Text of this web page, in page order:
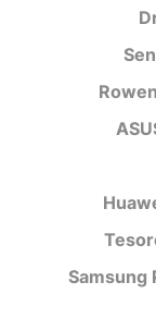
Samsung